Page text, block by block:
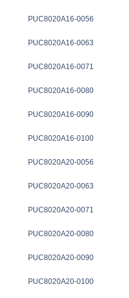
PUC8020A16-0056
PUC8020A16-0063
PUC8020A16-0071
PUC8020A16-0080
PUC8020A16-0090
PUC8020A16-0100
PUC8020A20-0056
PUC8020A20-0063
PUC8020A20-0071
PUC8020A20-0080
PUC8020A20-0090
PUC8020A20-0100